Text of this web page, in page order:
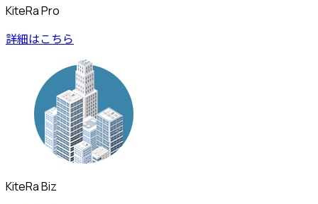
KiteRa Pro
詳細はこちら
KiteRa Biz